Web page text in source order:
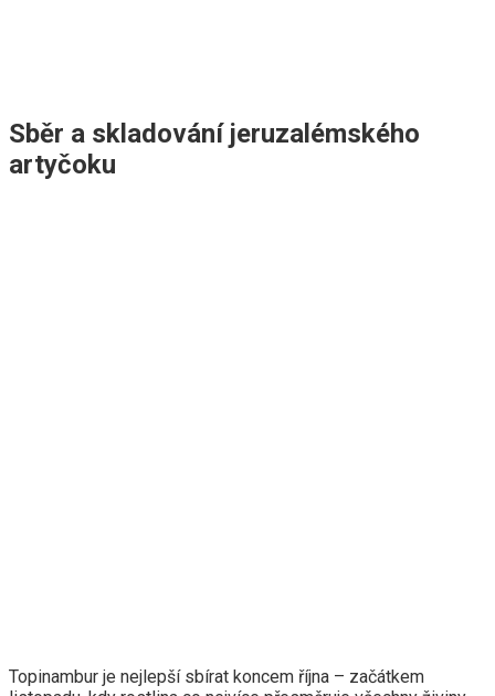
Sběr a skladování jeruzalémského
artyčoku
Topinambur je nejlepší sbírat koncem října – začátkem